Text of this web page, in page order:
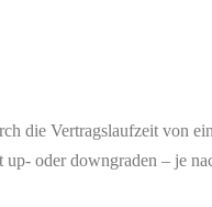
die Vertragslaufzeit von
oder downgraden – je